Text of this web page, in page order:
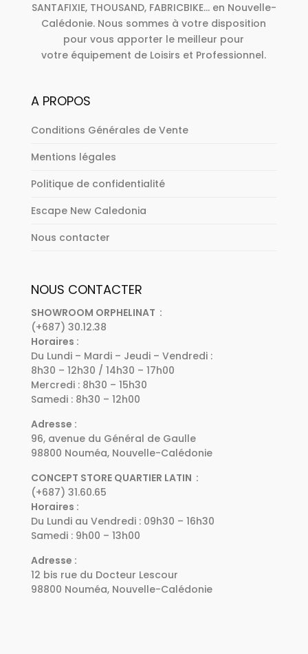
SANTAFIXIE, THOUSAND, FABRICBIKE... en Nouvelle-
Calédonie. Nous sommes à votre disposition
pour vous apporter le meilleur pour
votre équipement de Loisirs et Professionnel.
A PROPOS
Conditions Générales de Vente
Mentions légales
Politique de confidentialité
Escape New Caledonia
Nous contacter
NOUS CONTACTER
SHOWROOM ORPHELINAT :
(+687) 30.12.38
Horaires :
Du Lundi – Mardi – Jeudi – Vendredi :
8h30 – 12h30 / 14h30 – 17h00
Mercredi : 8h30 – 15h30
Samedi : 8h30 – 12h00
Adresse :
96, avenue du Général de Gaulle
98800 Nouméa, Nouvelle-Calédonie
CONCEPT STORE QUARTIER LATIN :
(+687) 31.60.65
Horaires :
Du Lundi au Vendredi : 09h30 – 16h30
Samedi : 9h00 – 13h00
Adresse :
12 bis rue du Docteur Lescour
98800 Nouméa, Nouvelle-Calédonie